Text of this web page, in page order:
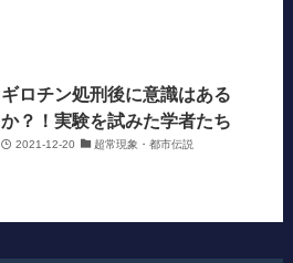
ギロチン処刑後に意識はある
か？！実験を試みた学者たち
2021-12-20 超常現象・都市伝説